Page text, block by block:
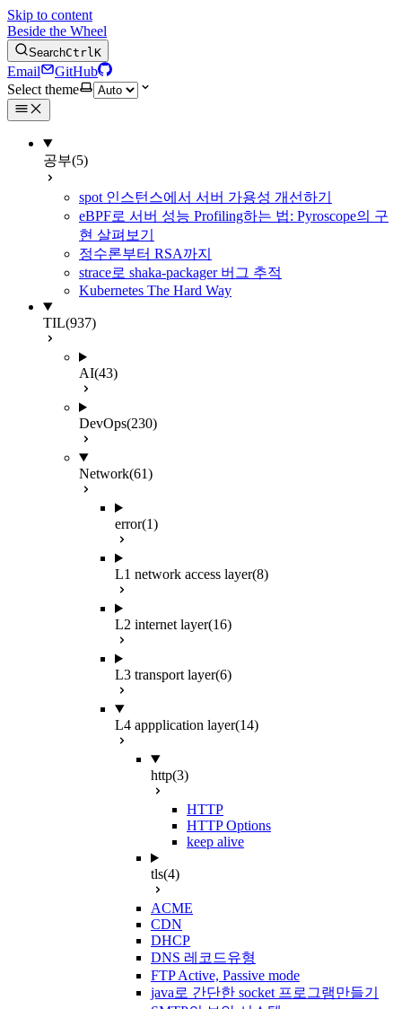
Skip to content
Beside the Wheel
SearchCtrlK
Email
GitHub
Select theme
공부(5)
spot 인스턴스에서 서버 가용성 개선하기
eBPF로 서버 성능 Profiling하는 법: Pyroscope의 구
현 살펴보기
정수론부터 RSA까지
strace로 shaka-packager 버그 추적
Kubernetes The Hard Way
TIL(937)
AI(43)
DevOps(230)
Network(61)
error(1)
L1 network access layer(8)
L2 internet layer(16)
L3 transport layer(6)
L4 appplication layer(14)
http(3)
HTTP
HTTP Options
keep alive
tls(4)
ACME
CDN
DHCP
DNS 레코드유형
FTP Active, Passive mode
java로 간단한 socket 프로그램만들기